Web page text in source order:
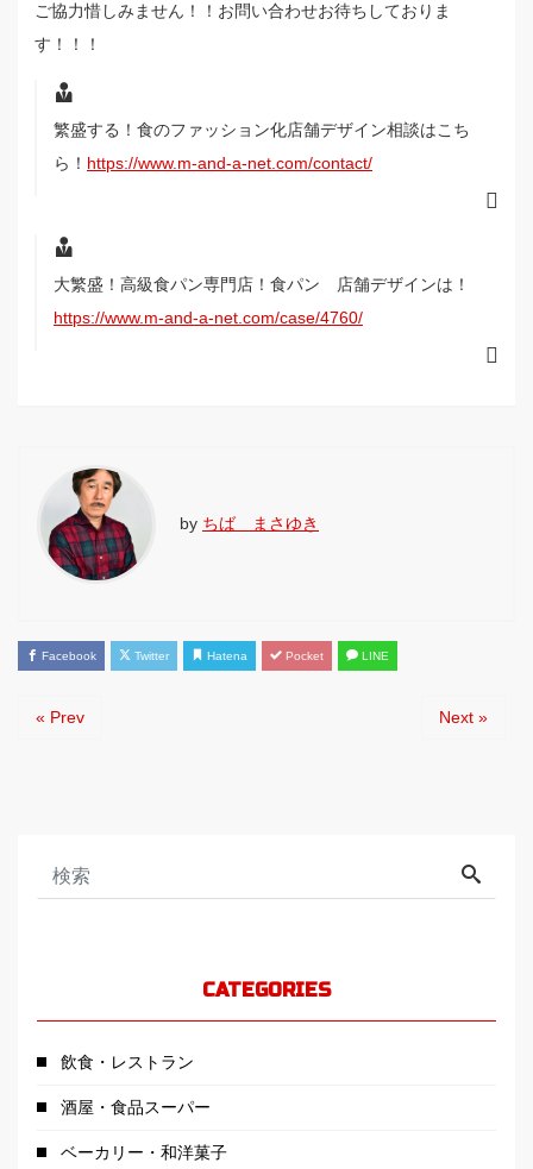
ご協力惜しみません！！お問い合わせお待ちしておりま
す！！！
繁盛する！食のファッション化店舗デザイン相談はこち
ら！ https://www.m-and-a-net.com/contact/
大繁盛！高級食パン専門店！食パン 店舗デザインは！
https://www.m-and-a-net.com/case/4760/
by ちば まさゆき
Facebook Twitter Hatena Pocket LINE
« Prev Next »
CATEGORIES
飲食・レストラン
酒屋・食品スーパー
ベーカリー・和洋菓子